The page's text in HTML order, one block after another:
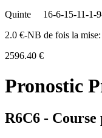
Quinte
16-6-15-11-1-
2.0 €-NB de fois la mise:
2596.40 €
Pronostic
R6C6 - Course